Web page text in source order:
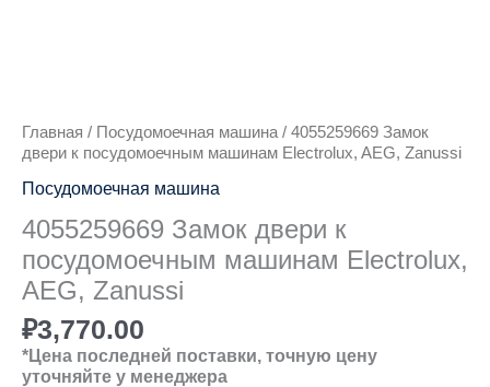
Главная / Посудомоечная машина / 4055259669 Замок
двери к посудомоечным машинам Electrolux, AEG, Zanussi
Посудомоечная машина
4055259669 Замок двери к
посудомоечным машинам Electrolux,
AEG, Zanussi
₽3,770.00
*Цена последней поставки, точную цену
уточняйте у менеджера